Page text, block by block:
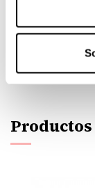
Pinzas
producto.